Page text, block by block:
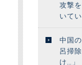
攻撃
いて
中国
呂掃
け…」